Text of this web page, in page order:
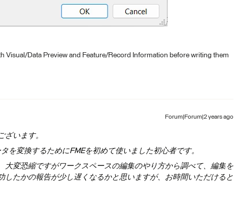
Visual/Data Preview and Feature/Record Information before writing them
Forum|Forum|2 years ago
ざいます。
を変換するためにFMEを初めて使いました初心者です。
大変恐縮ですがワークスペースの編集のやり方から調べて、編集を
したかの報告が少し遅くなるかと思いますが、お時間いただけると